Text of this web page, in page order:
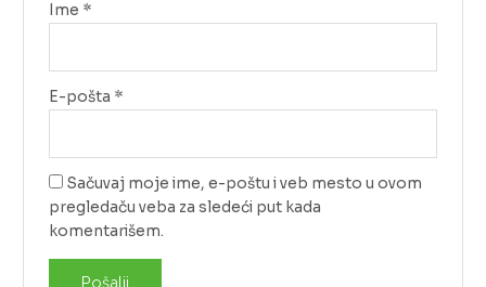
Ime *
E-pošta *
Sačuvaj moje ime, e-poštu i veb mesto u ovom
pregledaču veba za sledeći put kada
komentarišem.